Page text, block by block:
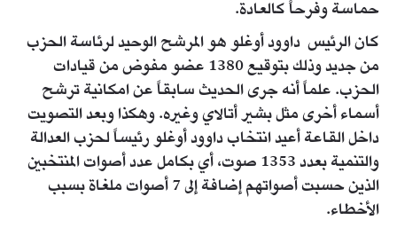
حماسة وفرحاً كالعادة.
كان الرئيس داوود أوغلو هو المرشح الوحيد لرئاسة الحزب
من جديد وذلك بتوقيع 1380 عضو مفوض من قيادات
الحزب. علماً أنه جرى الحديث سابقاً عن امكانية ترشح
أسماء أخرى مثل بشير أتالاي وغيره. وهكذا وبعد التصويت
داخل القاعة أعيد انتخاب داوود أوغلو رئيساً لحزب العدالة
والتنمية بعدد 1353 صوت، أي بكامل عدد أصوات المنتخبين
الذين حسبت أصواتهم إضافة إلى 7 أصوات ملغاة بسبب
الأخطاء.